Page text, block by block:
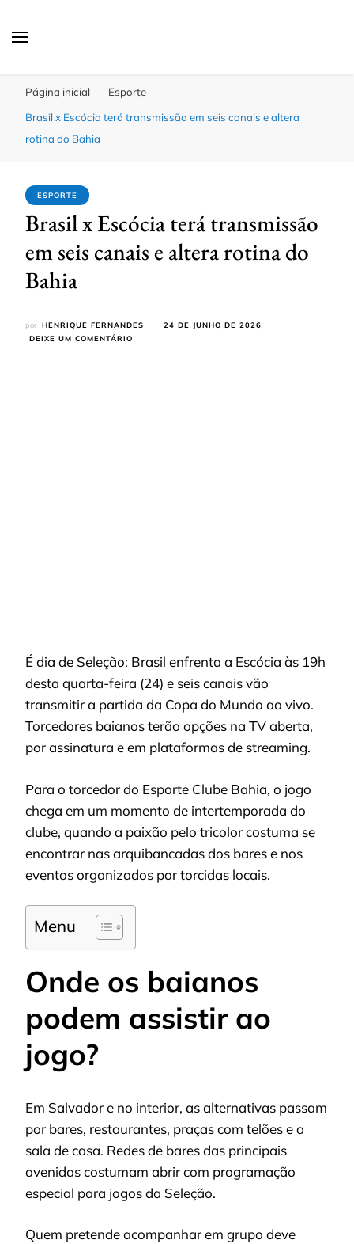
Página inicial
Esporte
Brasil x Escócia terá transmissão em seis canais e altera
rotina do Bahia
ESPORTE
Brasil x Escócia terá transmissão
em seis canais e altera rotina do
Bahia
por HENRIQUE FERNANDES
24 DE JUNHO DE 2026
DEIXE UM COMENTÁRIO
É dia de Seleção: Brasil enfrenta a Escócia às 19h
desta quarta-feira (24) e seis canais vão
transmitir a partida da Copa do Mundo ao vivo.
Torcedores baianos terão opções na TV aberta,
por assinatura e em plataformas de streaming.
Para o torcedor do Esporte Clube Bahia, o jogo
chega em um momento de intertemporada do
clube, quando a paixão pelo tricolor costuma se
encontrar nas arquibancadas dos bares e nos
eventos organizados por torcidas locais.
Menu
Onde os baianos
podem assistir ao
jogo?
Em Salvador e no interior, as alternativas passam
por bares, restaurantes, praças com telões e a
sala de casa. Redes de bares das principais
avenidas costumam abrir com programação
especial para jogos da Seleção.
Quem pretende acompanhar em grupo deve